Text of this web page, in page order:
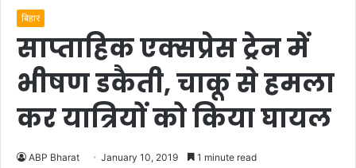
बिहार
साप्ताहिक एक्सप्रेस ट्रेन में
भीषण डकैती, चाकू से हमला
कर यात्रियों को किया घायल
ABP Bharat January 10, 2019 1 minute read